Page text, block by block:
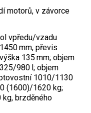
motorů, v závorce
vpředu/vzadu
mm, převis
135 mm; objem
980 l; objem
1010/1130
(1600)/1620 kg;
brzděného